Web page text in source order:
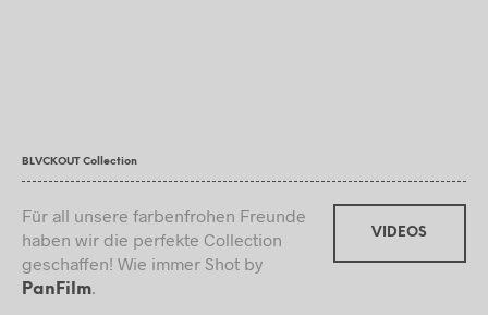
BLVCKOUT Collection
Für all unsere farbenfrohen Freunde
haben wir die perfekte Collection
geschaffen! Wie immer Shot by
PanFilm
VIDEOS